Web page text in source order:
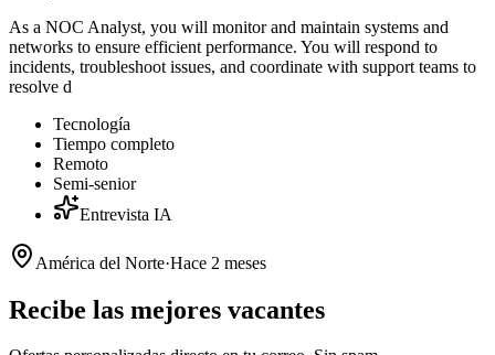
As a NOC Analyst, you will monitor and maintain systems and
networks to ensure efficient performance. You will respond to
incidents, troubleshoot issues, and coordinate with support teams to
resolve d
Tecnología
Tiempo completo
Remoto
Semi-senior
Entrevista IA
América del Norte·Hace 2 meses
Recibe las mejores vacantes